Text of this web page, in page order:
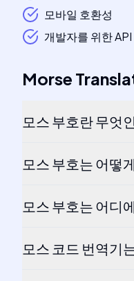
모바일 호환성
개발자를 위한 API
Morse
모스 부호란 무엇
모스 부호는 어떻
모스 부호는 어디
모스 코드 번역기